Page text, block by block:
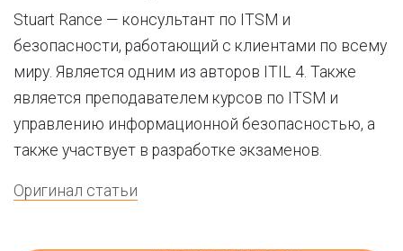
Stuart Rance — консультант по ITSM и
безопасности, работающий с клиентами по всему
миру. Является одним из авторов ITIL 4. Также
является преподавателем курсов по ITSM и
управлению информационной безопасностью, а
также участвует в разработке экзаменов.
Оригинал статьи